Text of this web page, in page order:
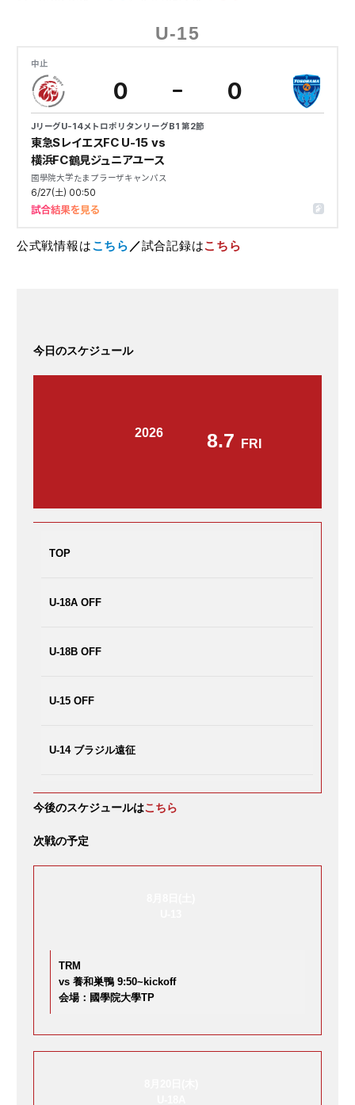
ｸﾗﾌﾞ
U-15
公式戦情報はこちら ／試合記録はこちら
今日のスケジュール
2026 8.7 FRI
TOP
U-18A OFF
U-18B OFF
U-15 OFF
U-14 ブラジル遠征
U-13 TR 17:00~19:00 AFPあざみ野
今後のスケジュールはこちら
次戦の予定
TRM
vs 養和巣鴨 9:50~kickoff
会場：國學院大學TP